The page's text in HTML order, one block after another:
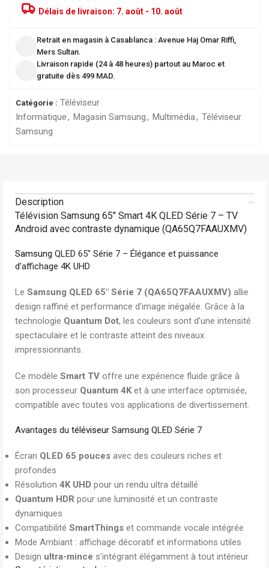
Délais de livraison: 7. août - 10. août
Retrait en magasin à Casablanca : Avenue Haj Omar Riffi,
Mers Sultan.
Livraison rapide (24 à 48 heures) partout au Maroc et
gratuite dès 499 MAD.
Catégorie : Téléviseur
Informatique, Magasin Samsung, Multimédia, Téléviseur
Samsung
Description
Télévision Samsung 65″ Smart 4K QLED Série 7 – TV
Android avec contraste dynamique (QA65Q7FAAUXMV)
Samsung QLED 65″ Série 7 – Élégance et puissance
d’affichage 4K UHD
Le Samsung QLED 65″ Série 7 (QA65Q7FAAUXMV) allie
design raffiné et performance d’image inégalée. Grâce à la
technologie Quantum Dot, les couleurs sont d’une intensité
spectaculaire et le contraste atteint des niveaux
impressionnants.
Ce modèle Smart TV offre une expérience fluide grâce à
son processeur Quantum 4Ket à une interface optimisée,
compatible avec toutes vos applications de divertissement.
Avantages du téléviseur Samsung QLED Série 7
Écran QLED 65 pouces avec des couleurs riches et
profondes
Résolution 4K UHD pour un rendu ultra détaillé
Quantum HDR pour une luminosité et un contraste
dynamiques
Compatibilité SmartThings et commande vocale intégrée
Mode Ambiant : affichage décoratif et informations utiles
Design ultra-mince s’intégrant élégamment à tout intérieur